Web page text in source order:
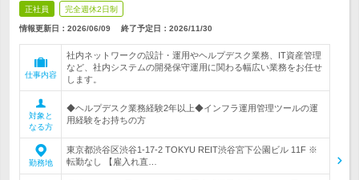
正社員 完全週休2日制
情報更新日：2026/06/09 終了予定日： 2026/11/30
仕事内容
社内ネットワークの設計・運用やヘルプデスク業務、IT資産管理
など、社内システムの開発保守運用に関わる幅広い業務をお任せ
します。
対象と
なる方
◆ヘルプデスク業務経験2年以上◆インフラ運用管理ツールの運
用経験をお持ちの方
勤務地
東京都渋谷区渋谷1-17-2 TOKYU REIT渋谷宮下公園ビル 11F ※
転勤なし 【雇入れ直…